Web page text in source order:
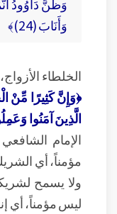
وَظَنَّ دَاوُودُ
وَأَنَابَ (24)﴾
الخلطاء
﴿وَإِنَّ كَثِيرًا مِّنْ
الَّذِينَ آمَنُوا
الإمام
مؤمناً، أي
ولا يسمح
ليس مؤمناً، أي